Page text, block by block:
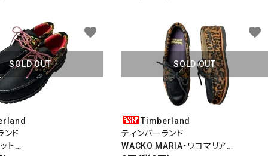
ブラックレザー
SOLD OUT
ンド
ト
favorite
SOLD OUT
Timberland
ティンバーランド
WACKO MARIA・ワコマリア
favorite